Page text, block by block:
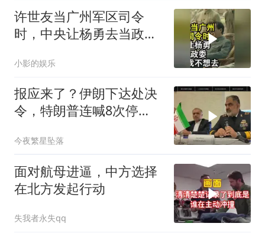
许世友当广州军区司令
时，中央让杨勇去当政
小影的娱乐
报应来了？伊朗下达处决
令，特朗普连喊8次停
今夜繁星坠落
面对航母进逼，中方选择
在北方发起行动
失我者永失qq